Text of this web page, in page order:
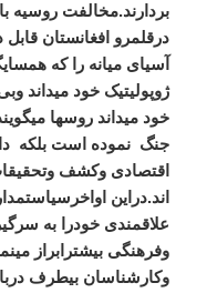
بردارند.مخالفت روسیه
درقلمرو افغانستان
آسیای میانه را که
ژوپولیتیک خود میداند
خود میداند روسها
جنگ نموده است بلکه
اقتصادی وکشف
اند.دراین
علاقمندی خودرا به
وفرهنگی بیشترابراز
وکارشناسان بیطرف